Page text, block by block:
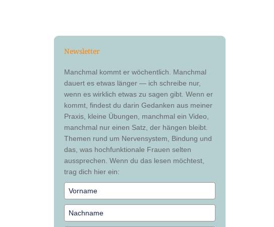
Newsletter
Manchmal kommt er wöchentlich. Manchmal
dauert es etwas länger — ich schreibe nur,
wenn es wirklich etwas zu sagen gibt. Wenn er
kommt, findest du darin Gedanken aus meiner
Praxis, kleine Übungen, manchmal ein Video,
manchmal nur einen Satz, der hängen bleibt.
Themen rund um Nervensystem, Bindung und
das, was hochfunktionale Frauen selten
aussprechen. Wenn du das lesen möchtest,
trag dich hier ein: